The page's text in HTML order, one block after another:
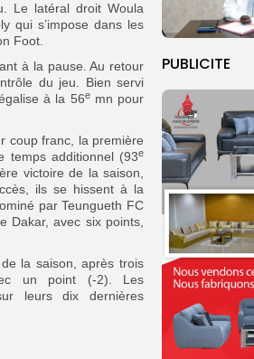
PUBLICITE
Le latéral droit Woula
qui s’impose dans les
Foot.
à la pause.Au retour
du jeu. Bien servi
à la 56emn pour
coup franc, la première
temps additionnel (93e
victoire de la saison,
ils se hissent à la
par Teungueth FC
Dakar, avec six points,
la saison, après trois
un point (-2). Les
leurs dix dernières